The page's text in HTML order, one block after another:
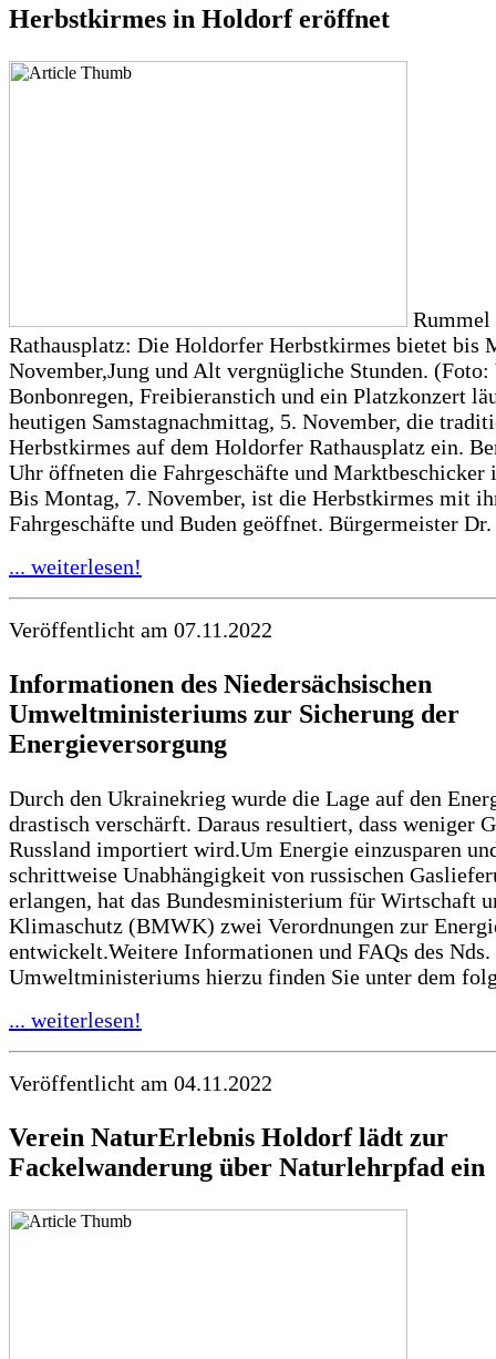
Herbstkirmes in Holdorf eröffnet
Rummel
Rathausplatz: Die Holdorfer Herbstkirmes bietet bis
November,Jung und Alt vergnügliche Stunden.
Bonbonregen, Freibieranstich und ein Platzkonzert
heutigen Samstagnachmittag, 5. November, die
Herbstkirmes auf dem Holdorfer Rathausplatz ein.
Uhr öffneten die Fahrgeschäfte und Marktbeschicker
Bis Montag, 7. November, ist die Herbstkirmes mit
Fahrgeschäfte und Buden geöffnet. Bürgermeister
... weiterlesen!
Veröffentlicht am 07.11.2022
Informationen des Niedersächsischen
Umweltministeriums zur Sicherung der
Energieversorgung
Durch den Ukrainekrieg wurde die Lage auf den
drastisch verschärft. Daraus resultiert, dass weniger
Russland importiert wird.Um Energie einzusparen
schrittweise Unabhängigkeit von russischen
erlangen, hat das Bundesministerium für Wirtschaft
Klimaschutz (BMWK) zwei Verordnungen zur
entwickelt.Weitere Informationen und FAQs des Nds.
Umweltministeriums hierzu finden Sie unter dem
... weiterlesen!
Veröffentlicht am 04.11.2022
Verein NaturErlebnis Holdorf lädt zur
Fackelwanderung über Naturlehrpfad ein